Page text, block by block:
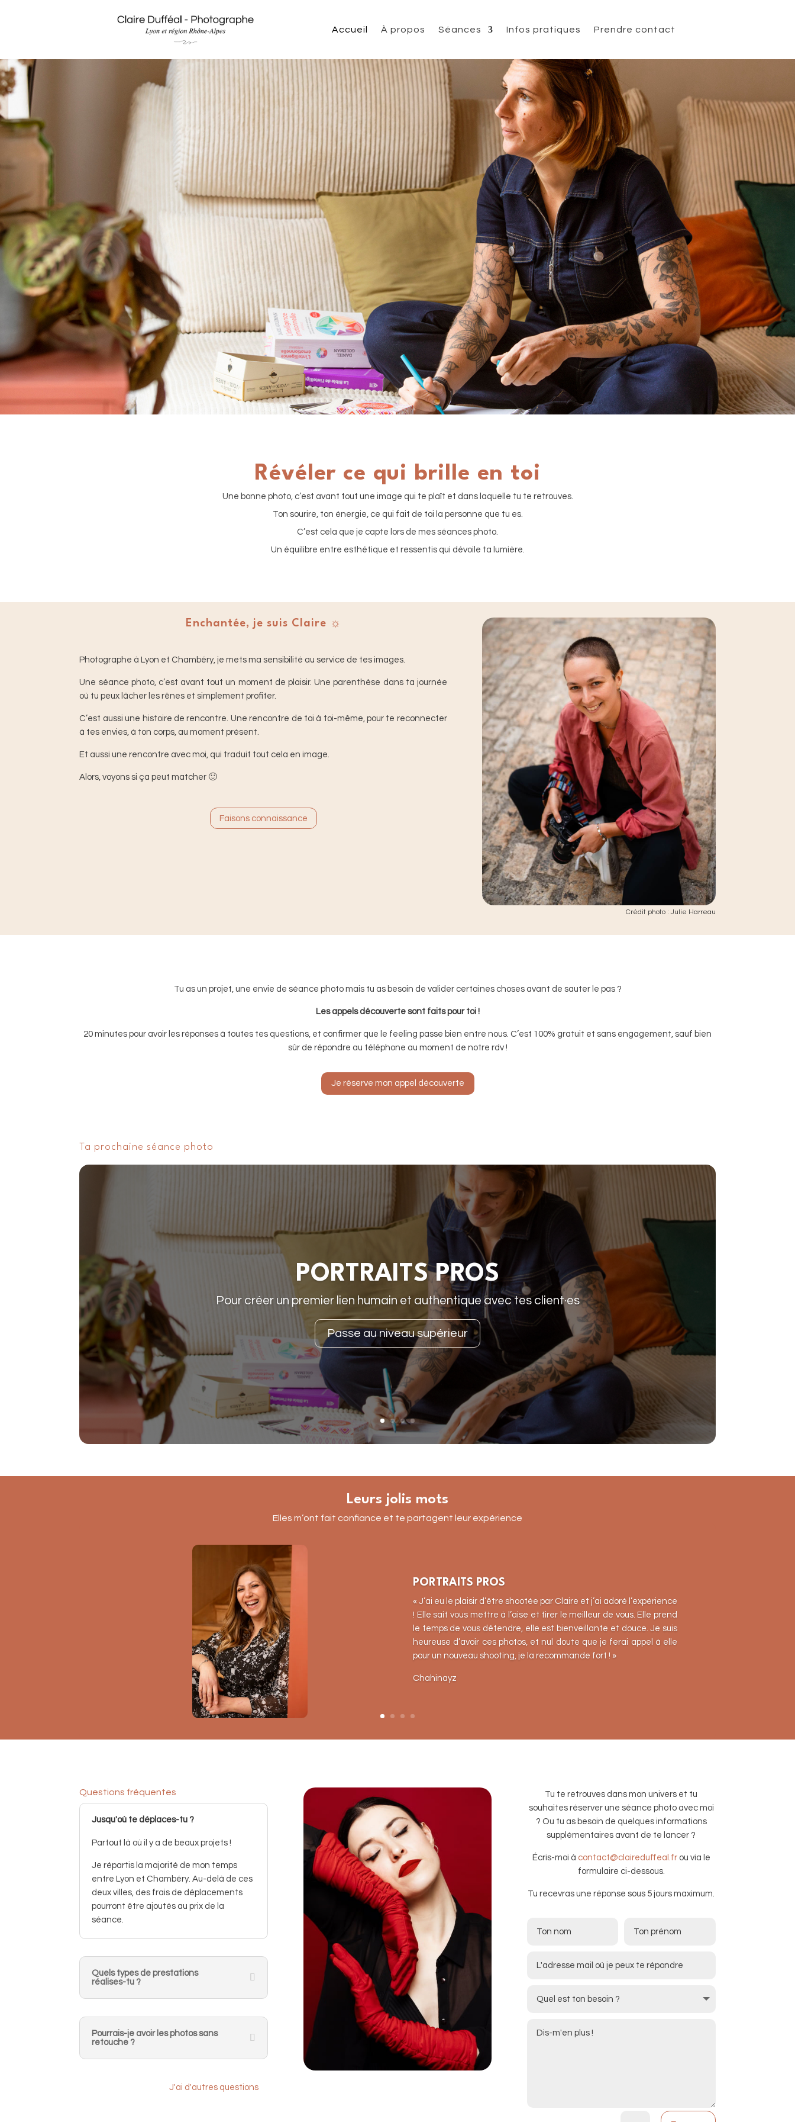
Accueil À propos Séances Infos pratiques Prendre contact
Révéler ce qui brille en toi
Une bonne photo, c’est avant tout une image qui te plaît et dans laquelle tu te retrouves.
Ton sourire, ton énergie, ce qui fait de toi la personne que tu es.
C’est cela que je capte lors de mes séances photo.
Un équilibre entre esthétique et ressentis qui dévoile ta lumière.
Enchantée, je suis Claire ☼
Photographe à Lyon et Chambéry, je mets ma sensibilité au service de tes images.
Une séance photo, c’est avant tout un moment de plaisir. Une parenthèse dans ta journée
où tu peux lâcher les rênes et simplement profiter.
C’est aussi une histoire de rencontre. Une rencontre de toi à toi-même, pour te reconnecter
à tes envies, à ton corps, au moment présent.
Et aussi une rencontre avec moi, qui traduit tout cela en image.
Alors, voyons si ça peut matcher 🙂
Faisons connaissance
Crédit photo : Julie Harreau
Tu as un projet, une envie de séance photo mais tu as besoin de valider certaines choses avant de sauter le pas ?
Les appels découverte sont faits pour toi !
20 minutes pour avoir les réponses à toutes tes questions, et confirmer que le feeling passe bien entre nous. C’est 100% gratuit et sans engagement, sauf bien
sûr de répondre au téléphone au moment de notre rdv !
Je réserve mon appel découverte
Ta prochaine séance photo
PORTRAITS PROS
Pour créer un premier lien humain et authentique avec tes client·es
Passe au niveau supérieur
Leurs jolis mots
Elles m’ont fait confiance et te partagent leur expérience
PORTRAITS PROS
« J’ai eu le plaisir d’être shootée par Claire et j’ai adoré l’expérience
! Elle sait vous mettre à l’aise et tirer le meilleur de vous. Elle prend
le temps de vous détendre, elle est bienveillante et douce.Je suis
heureuse d’avoir ces photos, et nul doute que je ferai appel à elle
pour un nouveau shooting, je la recommande fort ! »
Chahinayz
Questions fréquentes
Jusqu'où te déplaces-tu ?
Partout là où il y a de beaux projets !
Je répartis la majorité de mon temps
entre Lyon et Chambéry. Au-delà de ces
deux villes, des frais de déplacements
pourront être ajoutés au prix de la
séance.
Quels types de prestations
réalises-tu ?
Pourrais-je avoir les photos sans
retouche ?
J'ai d'autres questions
Tu te retrouves dans mon univers et tu
souhaites réserver une séance photo avec moi
? Ou tu as besoin de quelques informations
supplémentaires avant de te lancer ?
Écris-moi à contact@claireduffeal.fr ou via le
formulaire ci-dessous.
Tu recevras une réponse sous 5 jours maximum.